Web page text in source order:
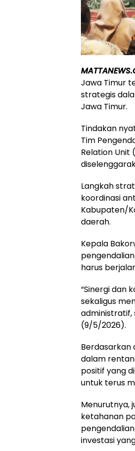
Jawa Timur
strategis
Jawa Timur.
Tindakan
Tim
Relation Unit
Langkah
koordinasi
Kabupaten/
daerah.
Kepala
harus
“Sinergi dan
sekaligus
administratif,
(9/5/2026).
Berdasarkan
dalam
positif yang
untuk terus
Menurutnya,
ketahanan
investasi